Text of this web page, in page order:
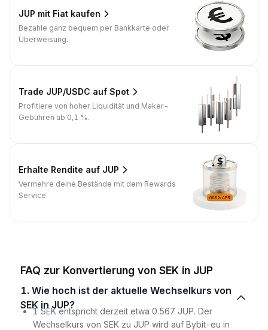
JUP mit Fiat kaufen
Bezahle ganz bequem per Bankkarte oder
Überweisung.
Trade JUP/USDC auf Spot
Profitiere von hoher Liquidität und Maker-
Gebühren ab 0,1 %.
Erhalte Rendite auf JUP
Vermehre deine Bestände mit dem Rewards
Service.
FAQ zur Konvertierung von SEK in JUP
1. Wie hoch ist der aktuelle Wechselkurs von
SEK in JUP?
1 SEK entspricht derzeit etwa 0.567 JUP. Der
Wechselkurs von SEK zu JUP wird auf Bybit-eu in